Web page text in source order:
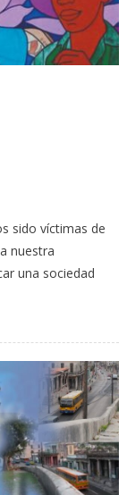
sido víctimas de
nuestra
una sociedad